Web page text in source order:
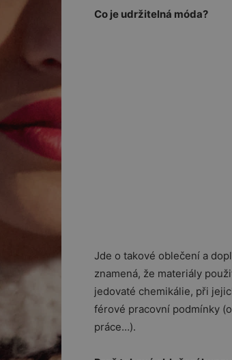
Co je udržitelná móda?
Jde o takové oblečení a
znamená, že materiály
jedovaté chemikálie, při
férové pracovní podmínky
práce…).